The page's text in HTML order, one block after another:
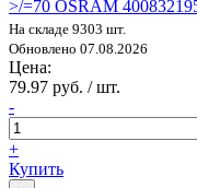
>/=70 OSRAM
На складе 9303 шт.
Обновлено 07.08.2026
Цена:
79.97 руб. / шт.
-
+
Купить